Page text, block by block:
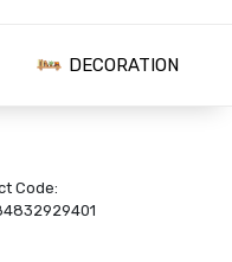
DECORATION
Code: